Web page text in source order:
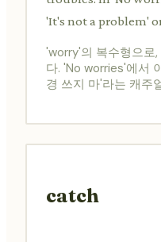
'It's not a problem'
'worry'의 복수형으로
다. 'No worries'에서
경 쓰지 마'라는 캐주
catch